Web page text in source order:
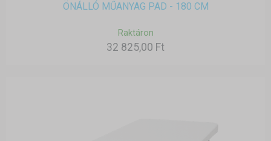
ÖNÁLLÓ MŰANYAG PAD - 180 CM
Raktáron
32 825,00 Ft